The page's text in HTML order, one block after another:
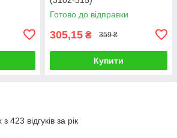
Готово до відправки
305,15 ₴ 359 ₴
Купити
423 відгуків за рік